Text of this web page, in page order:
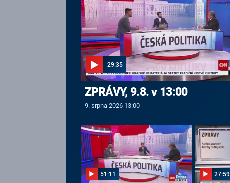
29:35
ZPRÁVY, 9.8. v 13:00
9. srpna 2026 13:00
51:11 27:59